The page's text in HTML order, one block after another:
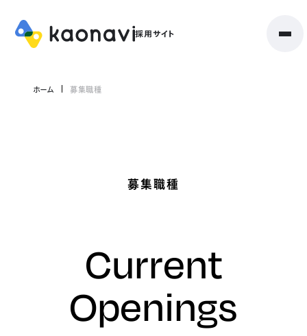
ホーム 募集職種
募集職種
Current
Openings